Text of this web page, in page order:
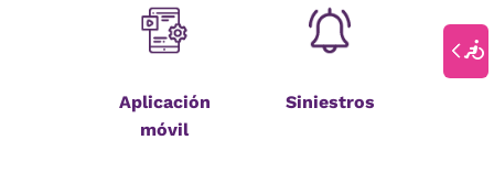
Aplicación
móvil
Siniestros